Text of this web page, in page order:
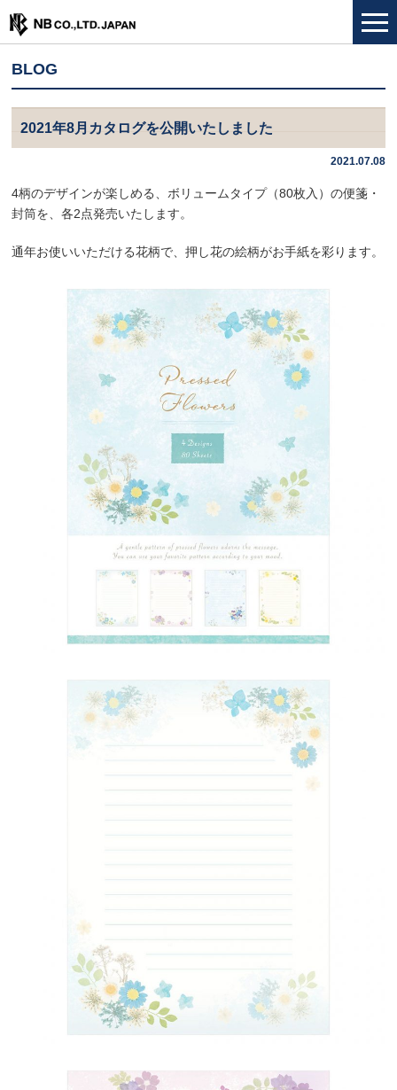
BLOG
2021年8月カタログを公開いたしました
2021.07.08
4柄のデザインが楽しめる、ボリュームタイプ（80枚入）の便箋・
封筒を、各2点発売いたします。
通年お使いいただける花柄で、押し花の絵柄がお手紙を彩ります。